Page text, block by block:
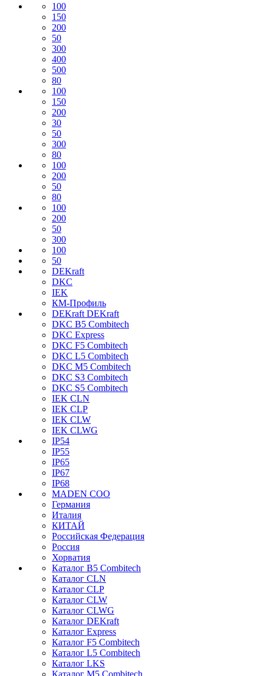
100
150
200
50
300
400
500
80
100
150
200
30
50
300
80
100
200
50
80
100
200
50
300
100
50
DEKraft
DKC
IEK
КМ-Профиль
DEKraft DEKraft
DKC B5 Combitech
DKC Express
DKC F5 Combitech
DKC L5 Combitech
DKC M5 Combitech
DKC S3 Combitech
DKC S5 Combitech
IEK CLN
IEK CLP
IEK CLW
IEK CLWG
IP54
IP55
IP65
IP67
IP68
MADEN COO
Германия
Италия
КИТАЙ
Российская Федерация
Россия
Хорватия
Каталог B5 Combitech
Каталог CLN
Каталог CLP
Каталог CLW
Каталог CLWG
Каталог DEKraft
Каталог Express
Каталог F5 Combitech
Каталог L5 Combitech
Каталог LKS
Каталог M5 Combitech